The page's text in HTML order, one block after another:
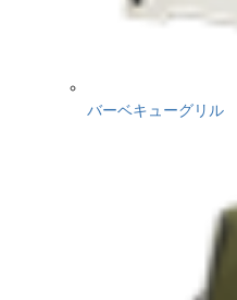
バーベキューグリル